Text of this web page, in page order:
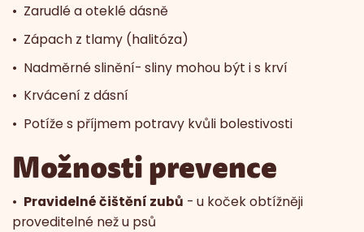
• Zarudlé a oteklé dásně
• Zápach z tlamy (halitóza)
• Nadměrné slinění- sliny mohou být i s krví
• Krvácení z dásní
• Potíže s příjmem potravy kvůli bolestivosti
Možnosti prevence
• Pravidelné čištění zubů - u koček obtížněji
proveditelné než u psů